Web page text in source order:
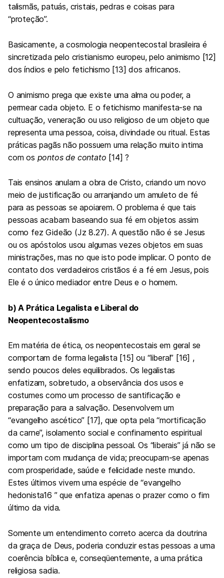
talismãs, patuás, cristais, pedras e coisas para
“proteção”.
Basicamente, a cosmologia neopentecostal brasileira é
sincretizada pelo cristianismo europeu, pelo animismo [12]
dos índios e pelo fetichismo [13] dos africanos.
O animismo prega que existe uma alma ou poder, a
permear cada objeto. E o fetichismo manifesta-se na
cultuação, veneração ou uso religioso de um objeto que
representa uma pessoa, coisa, divindade ou ritual. Estas
práticas pagãs não possuem uma relação muito intima
com os pontos de contato [14] ?
Tais ensinos anulam a obra de Cristo, criando um novo
meio de justificação ou arranjando um amuleto de fé
para as pessoas se apoiarem. O problema é que tais
pessoas acabam baseando sua fé em objetos assim
como fez Gideão (Jz 8.27). A questão não é se Jesus
ou os apóstolos usou algumas vezes objetos em suas
ministrações, mas no que isto pode implicar. O ponto de
contato dos verdadeiros cristãos é a fé em Jesus, pois
Ele é o único mediador entre Deus e o homem.
b) A Prática Legalista e Liberal do
Neopentecostalismo
Em matéria de ética, os neopentecostais em geral se
comportam de forma legalista [15] ou “liberal” [16] ,
sendo poucos deles equilibrados. Os legalistas
enfatizam, sobretudo, a observância dos usos e
costumes como um processo de santificação e
preparação para a salvação. Desenvolvem um
“evangelho ascético” [17], que opta pela “mortificação
da carne”, isolamento social e confinamento espiritual
como um tipo de disciplina pessoal. Os “liberais” já não se
importam com mudança de vida; preocupam-se apenas
com prosperidade, saúde e felicidade neste mundo.
Estes últimos vivem uma espécie de “evangelho
hedonista16 ” que enfatiza apenas o prazer como o fim
último da vida.
Somente um entendimento correto acerca da doutrina
da graça de Deus, poderia conduzir estas pessoas a uma
coerência bíblica e, conseqüentemente, a uma prática
religiosa sadia.